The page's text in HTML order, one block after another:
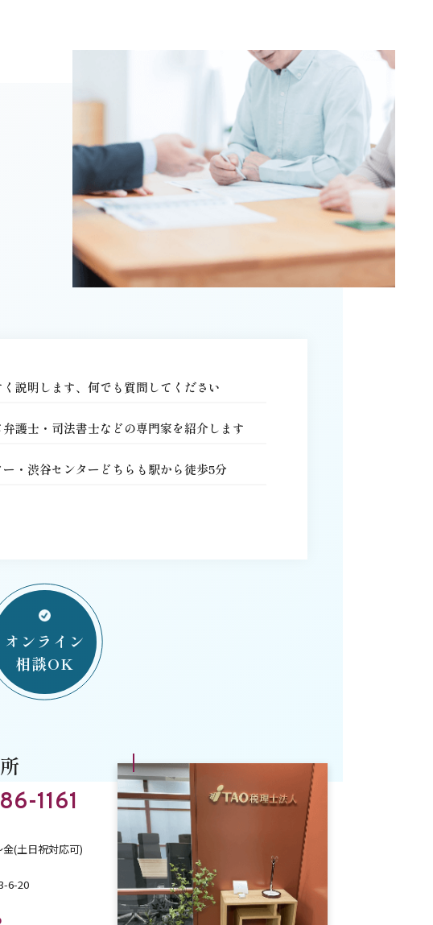
説明します、何でも質問してください
護士・司法書士などの専門家を紹介します
・渋谷センターどちらも駅から徒歩5分
オンライン
相談OK
1161
(土日祝対応可)
6-20